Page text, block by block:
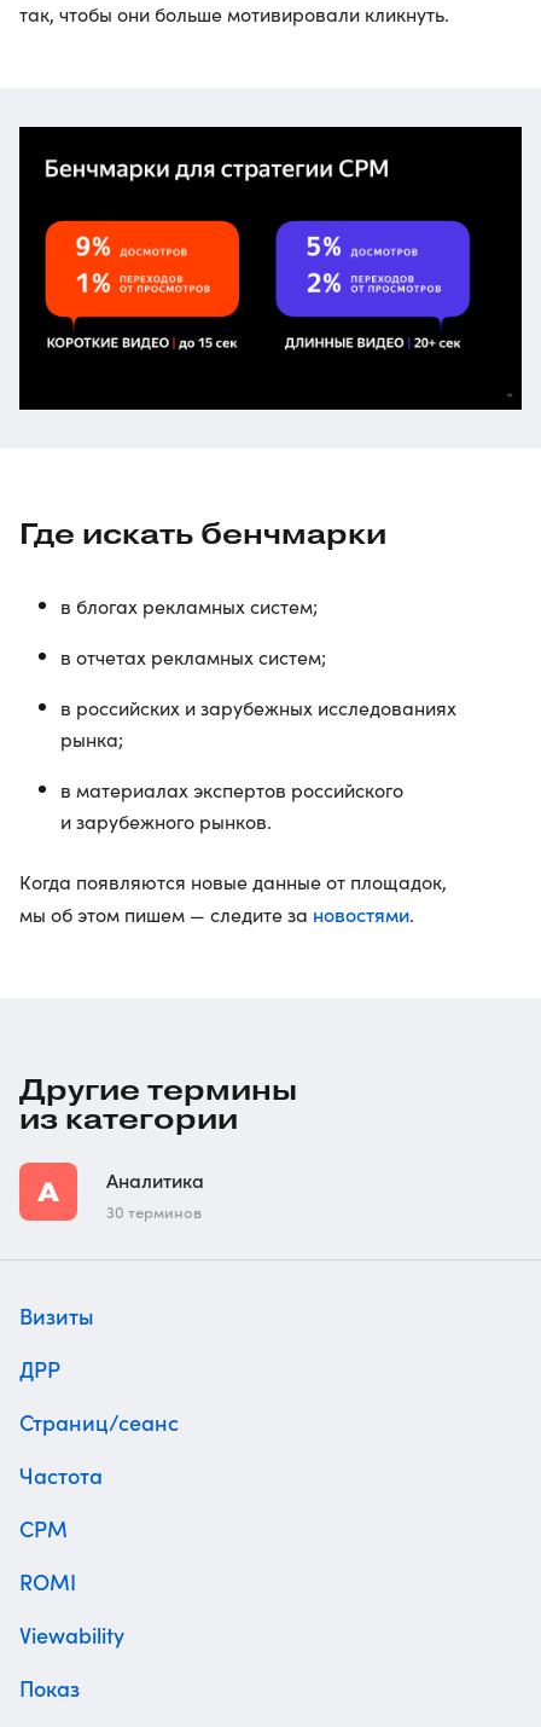
так, чтобы они больше мотивировали кликнуть.
Где искать бенчмарки
в блогах рекламных систем;
в отчетах рекламных систем;
в российских и зарубежных исследованиях
рынка;
в материалах экспертов российского
и зарубежного рынков.
Когда появляются новые данные от площадок,
мы об этом пишем — следите за новостями.
Другие термины
из категории
Аналитика
30 терминов
Визиты
ДРР
Страниц/сеанс
Частота
CPM
ROMI
Viewability
Показ